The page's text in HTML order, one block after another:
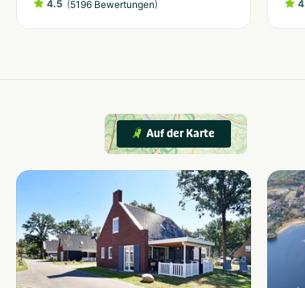
4.5 (5196 Bewertungen)
Auf der Karte